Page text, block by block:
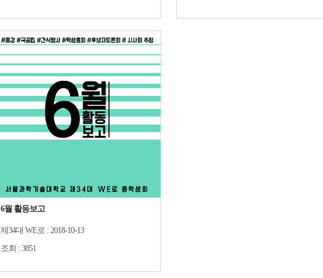
6월 활동보고
제34대 WE로 :2018-10-13
조회 :3851